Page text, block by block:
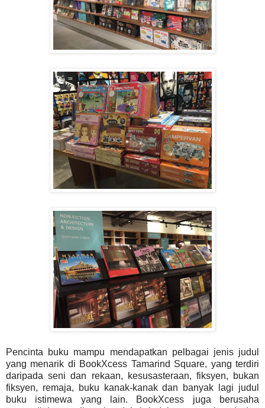
Pencinta buku mampu mendapatkan pelbagai jenis judul
yang menarik di BookXcess Tamarind Square, yang terdiri
daripada seni dan rekaan, kesusasteraan, fiksyen, bukan
fiksyen, remaja, buku kanak-kanak dan banyak lagi judul
buku istimewa yang lain. BookXcess juga berusaha